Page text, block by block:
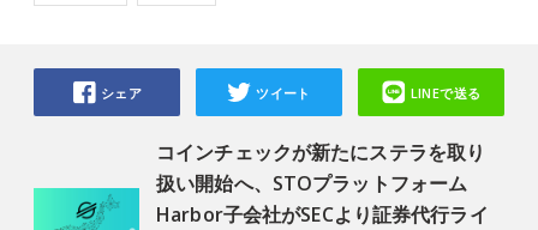
コインチェックが新たにステラを取り
扱い開始へ、STOプラットフォーム
Harbor子会社がSECより証券代行ライ
シェア ツイート LINEで送る